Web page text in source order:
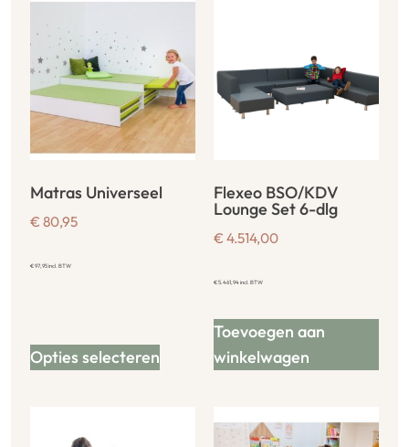
Matras Universeel
€ 80,95
€97,95incl. BTW
Opties selecteren
Flexeo BSO/KDV
Lounge Set 6-dlg
€ 4.514,00
€5.461,94incl. BTW
Toevoegen aan
winkelwagen